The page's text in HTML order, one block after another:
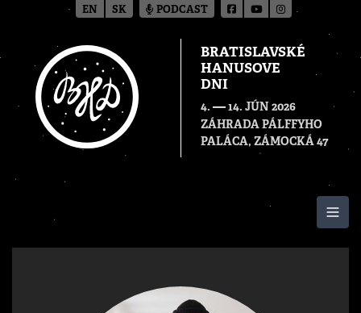
BRATISLAVSKÉ
HANUSOVE
DNI
4. — 14. JÚN 2026
ZÁHRADA PÁLFFYHO
PALÁCA, ZÁMOCKÁ 47
EN SK PODCAST